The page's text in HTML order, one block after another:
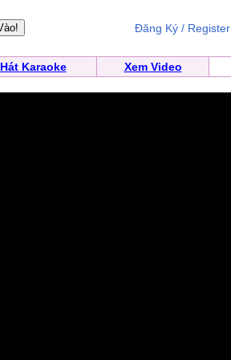
Đăng Ký / Register
Hát Karaoke Xem Video